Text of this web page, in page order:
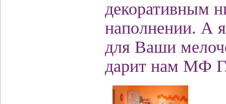
декоративным
наполнении. А
для Ваши
дарит нам МФ